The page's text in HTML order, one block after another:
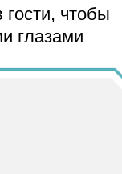
чтобы
глазами